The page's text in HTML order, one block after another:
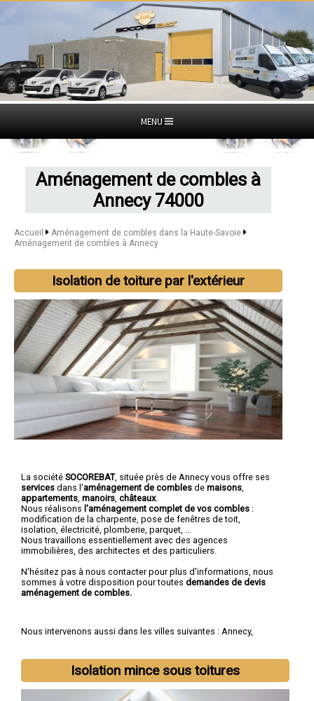
MENU
Aménagement de combles à
Annecy 74000
Accueil
Aménagement de combles dans la Haute-Savoie
Aménagement de combles à Annecy
Isolation de toiture par l'extérieur
La société SOCOREBAT, située près de Annecy vous offre ses
services dans l'aménagement de combles de maisons
appartements manoirs châteaux.
Nous réalisons l'aménagement complet de vos combles :
modification de la charpente, pose de fenêtres de toit,
isolation, électricité, plomberie, parquet, ...
Nous travaillons essentiellement avec des agences
immobilières, des architectes et des particuliers.
N'hésitez pas à nous contacter pour plus d'informations, nous
sommes à votre disposition pour toutes demandes de devis
aménagement de combles.
Nous intervenons aussi dans les villes suivantes : Annecy,
Isolation mince sous toitures